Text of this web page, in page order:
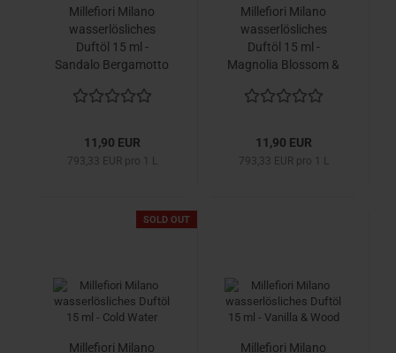
Millefiori Milano
wasserlösliches
Duftöl 15 ml -
Sandalo Bergamotto
11,90 EUR
793,33 EUR pro 1 L
Millefiori Milano
wasserlösliches
Duftöl 15 ml -
Magnolia Blossom &
11,90 EUR
793,33 EUR pro 1 L
SOLD OUT
Millefiori Milano
Millefiori Milano